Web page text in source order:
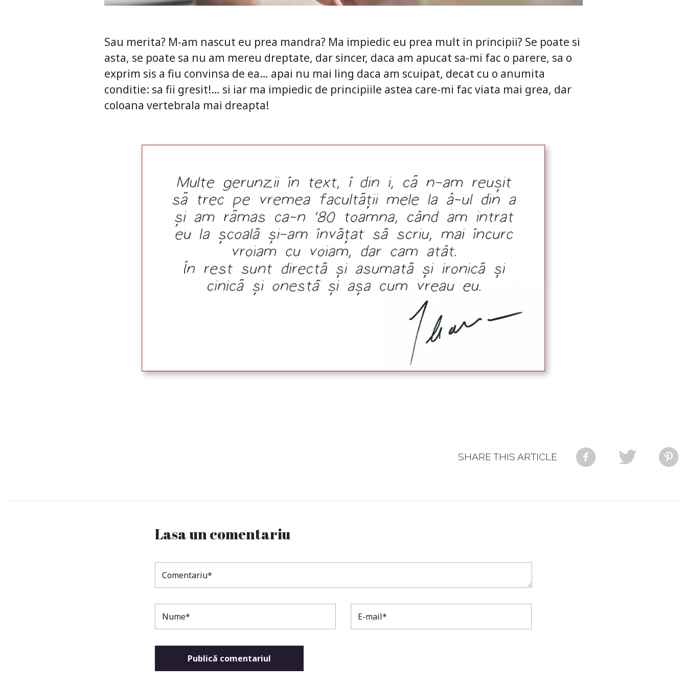
Sau merita? M-am nascut eu prea mandra? Ma impiedic eu prea mult in principii? Se poate si
asta, se poate sa nu am mereu dreptate, dar sincer, daca am apucat sa-mi fac o parere, sa o
exprim sis a fiu convinsa de ea… apai nu mai ling daca am scuipat, decat cu o anumita
conditie: sa fii gresit!… si iar ma impiedic de principiile astea care-mi fac viata mai grea, dar
coloana vertebrala mai dreapta!
SHARE THIS ARTICLE
Lasa un comentariu